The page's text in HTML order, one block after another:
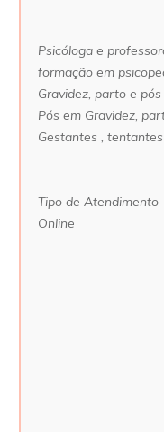
Psicóloga e
formação em
Gravidez, parto e pós
Pós em Gravidez,
Gestantes ,
Tipo de Atendimento
Online